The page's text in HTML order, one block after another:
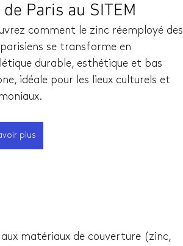
Paris au SITEM
comment le zinc réemployé des
se transforme en
durable, esthétique et bas
idéale pour les lieux culturels et
plus
matériaux de couverture (zinc,